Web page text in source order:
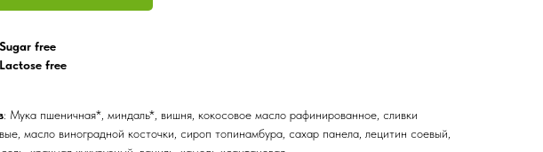
Sugar free
Lactose free
: Мука пшеничная*, миндаль*, вишня, кокосовое масло рафинированное, сливки
масло виноградной косточки, сироп топинамбура, сахар панела, лецитин соевый,